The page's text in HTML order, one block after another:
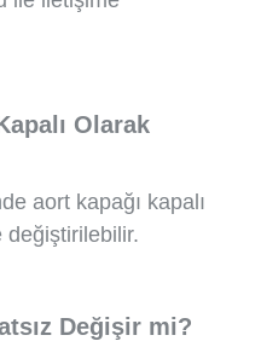
Olarak
aort kapağı kapalı
değiştirilebilir.
Değişir mi?